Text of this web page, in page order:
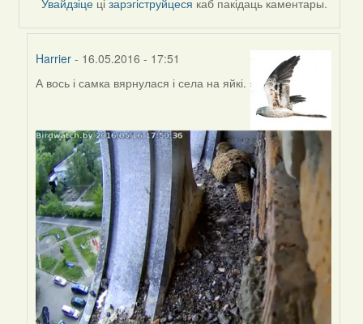
Harrier - 16.05.2016 - 17:51
In
by
Harrier
А вось і самка вярнулася і села на яйкі.